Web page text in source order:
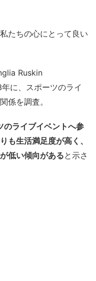
たちの心にとって良い
Ruskin
に、スポーツのライ
係を調査。
のライブイベントへ参
も生活満足度が高く、
低い傾向があると示さ